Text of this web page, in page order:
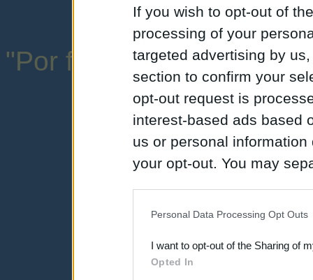
If you wish to opt-out of
processing of your
targeted advertising by
section to confirm your
opt-out request is
interest-based ads based
us or personal
your opt-out. You may
Downstream Participants
third parties.
Personal Data Processing Opt Outs
I want to opt-out of the Sharing of
Opted In
"Por favor, no abuse de
una expresión